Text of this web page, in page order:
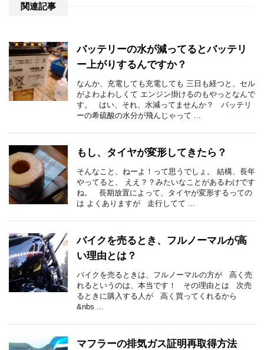
関連記事
バッテリーの水が減ってるとバッテリ
ー上がりするんですか？
なんか、充電しても充電しても 三日も経つと、セル
がよわよわしくて エンジン掛けるのもやっとなんで
す。 はい、それ、水減ってませんか？ バッテリ
ーの希硫酸の水分が飛んじゃって ...
もし、タイヤが変形してきたら？
そんなこと、ねーよ！って思うでしょ。 結構、長年
やってると、 ええ？？みたいなことがあるわけです
ね。 長期放置によって、タイヤが変形するっての
は よくありますが 走行してて ...
バイクを売るとき、フルノーマルが高
い理由とは？
バイクを売るときは、フルノーマルの方が 高く売
れるというのは、本当です！ その理由とは 次売
るときに購入する人が 高く買ってくれるから
&nbs ...
マフラーの排気ガス証明再取得方法